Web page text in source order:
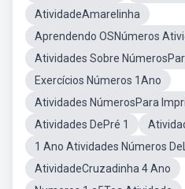
AtividadeAmarelinha
Aprendendo OSNúmeros
Atividades Sobre
Exercícios Números 1Ano
Atividades NúmerosPara
Atividades DePré 1
1 Ano Atividades Números
AtividadeCruzadinha 4 Ano